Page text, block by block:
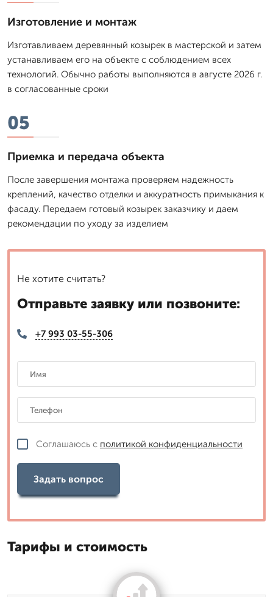
Изготовление и монтаж
Изготавливаем деревянный козырек в мастерской и затем
устанавливаем его на объекте с соблюдением всех
технологий. Обычно работы выполняются в августе 2026 г.
в согласованные сроки
05
Приемка и передача объекта
После завершения монтажа проверяем надежность
креплений, качество отделки и аккуратность примыкания к
фасаду. Передаем готовый козырек заказчику и даем
рекомендации по уходу за изделием
Не хотите считать?
Отправьте заявку или позвоните:
+7 993 03-55-306
Соглашаюсь с политикой конфиденциальности
Задать вопрос
Тарифы и стоимость